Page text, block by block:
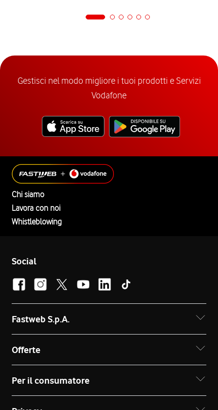
Gestisci nel modo migliore i tuoi prodotti e Servizi
Vodafone
Chi siamo
Lavora con noi
Whistleblowing
Social
Fastweb S.p.A.
Offerte
Per il consumatore